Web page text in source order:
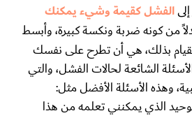
الفشل كقيمة وشيء يمكنك
من كونه ضربة ونكسة كبيرة، وأبسط
بذلك، هي أن تطرح على نفسك
الشائعة لحالات الفشل، والتي
وهذه الأسئلة الأفضل مثل:
الذي يمكنني تعلمه من هذا